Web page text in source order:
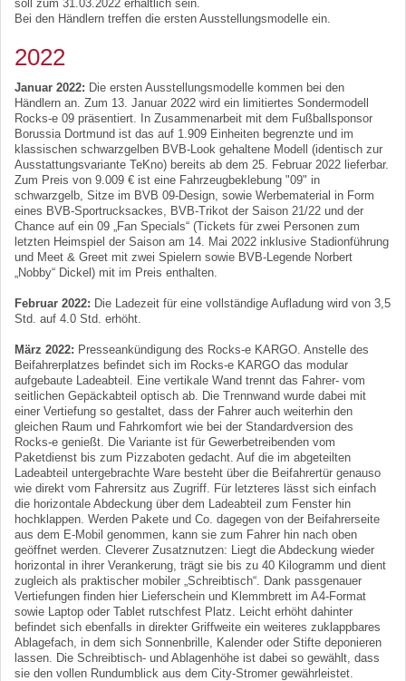
soll zum 31.03.2022 erhältlich sein.
Bei den Händlern treffen die ersten Ausstellungsmodelle ein.
2022
Januar 2022: Die ersten Ausstellungsmodelle kommen bei den
Händlern an. Zum 13. Januar 2022 wird ein limitiertes Sondermodell
Rocks-e 09 präsentiert. In Zusammenarbeit mit dem Fußballsponsor
Borussia Dortmund ist das auf 1.909 Einheiten begrenzte und im
klassischen schwarzgelben BVB-Look gehaltene Modell (identisch zur
Ausstattungsvariante TeKno) bereits ab dem 25. Februar 2022 lieferbar.
Zum Preis von 9.009 € ist eine Fahrzeugbeklebung "09" in
schwarzgelb, Sitze im BVB 09-Design, sowie Werbematerial in Form
eines BVB-Sportrucksackes, BVB-Trikot der Saison 21/22 und der
Chance auf ein 09 „Fan Specials“ (Tickets für zwei Personen zum
letzten Heimspiel der Saison am 14. Mai 2022 inklusive Stadionführung
und Meet & Greet mit zwei Spielern sowie BVB-Legende Norbert
„Nobby“ Dickel) mit im Preis enthalten.
Februar 2022: Die Ladezeit für eine vollständige Aufladung wird von 3,5
Std. auf 4.0 Std. erhöht.
März 2022: Presseankündigung des Rocks-e KARGO. Anstelle des
Beifahrerplatzes befindet sich im Rocks-e KARGO das modular
aufgebaute Ladeabteil. Eine vertikale Wand trennt das Fahrer- vom
seitlichen Gepäckabteil optisch ab. Die Trennwand wurde dabei mit
einer Vertiefung so gestaltet, dass der Fahrer auch weiterhin den
gleichen Raum und Fahrkomfort wie bei der Standardversion des
Rocks-e genießt. Die Variante ist für Gewerbetreibenden vom
Paketdienst bis zum Pizzaboten gedacht. Auf die im abgeteilten
Ladeabteil untergebrachte Ware besteht über die Beifahrertür genauso
wie direkt vom Fahrersitz aus Zugriff. Für letzteres lässt sich einfach
die horizontale Abdeckung über dem Ladeabteil zum Fenster hin
hochklappen. Werden Pakete und Co. dagegen von der Beifahrerseite
aus dem E-Mobil genommen, kann sie zum Fahrer hin nach oben
geöffnet werden. Cleverer Zusatznutzen: Liegt die Abdeckung wieder
horizontal in ihrer Verankerung, trägt sie bis zu 40 Kilogramm und dient
zugleich als praktischer mobiler „Schreibtisch“. Dank passgenauer
Vertiefungen finden hier Lieferschein und Klemmbrett im A4-Format
sowie Laptop oder Tablet rutschfest Platz. Leicht erhöht dahinter
befindet sich ebenfalls in direkter Griffweite ein weiteres zuklappbares
Ablagefach, in dem sich Sonnenbrille, Kalender oder Stifte deponieren
lassen. Die Schreibtisch- und Ablagenhöhe ist dabei so gewählt, dass
sie den vollen Rundumblick aus dem City-Stromer gewährleistet.